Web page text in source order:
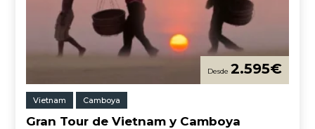
2.595€
Vietnam Camboya
Gran Tour de Vietnam y Camboya